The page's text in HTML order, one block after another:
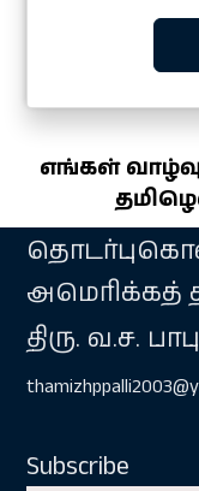
எங்கள்
அமெரிக்கத்
திரு. வ.ச. பாபு
Subscribe